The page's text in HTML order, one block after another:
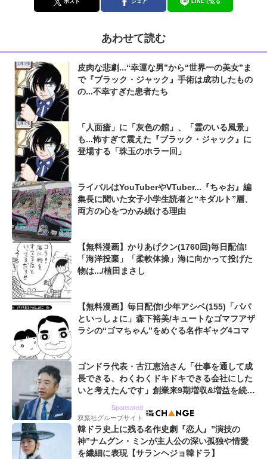
ポスト シェア LINEで送る
あわせて読む
皮肉な悲劇...“幸運な男”から“世界一の美女”ま
で『ブラック・ジャック』手術は成功したもの
の...不幸すぎた患者たち
「人面瘡」に「灰色の館」、「霊のいる風景」
も...怖すぎて震えた『ブラック・ジャック』に
登場する「珠玉のホラー回」
ライバルはYouTuberやVTuber...『ちゃお』編
集長に聞いた女子小学生読者と“キダルト”層、
両方の心をつかみ続ける理由
【無料漫画】かりあげクン(1760回)毎日配信!
「海洋投棄」「柔軟体操」海に向かって投げた
物は.../植田まさし
【無料漫画】毎日配信!少年アシベ(155)「パパ
といっしょに」森下裕美/キュートなゴマフアザ
ラシの“ゴマちゃん”をめぐる名作ギャグ4コマ
ゴンドラ代表・古江恵治さん「仕事を通して成
長できる、わくわくドキドキできる会社にした
いと考えたんです」創業来9期増収&増益を続け
Sponsored
双葉社グループサイト
韓ドラ史上に残る名作史劇『恋人』”演技の
神”ナムグン・ミンが主人公の深い孤独や情愛
を繊細に表現【サランヘジョ韓ドラ】